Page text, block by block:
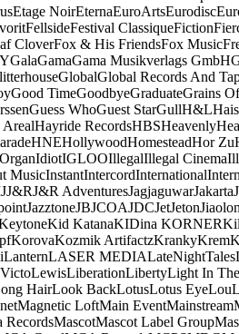
Etage NoirEternaEuroArtsEurodisc
FellsideFestival ClassiqueFiction
CloverFox & His FriendsFox Music
GalaGamaGama Musikverlags GmbH
GlobalGlobal Records And
Good TimeGoodbyeGraduateGrains
Guess WhoGuest StarGullH&L
ArealHayride RecordsHBSHeavenly
HNEHollywoodHomesteadHor Zu
IdiotIGLOOIllegalIllegal Cinema
MusicInstantIntercordInternational
JJ&RJ&R AdventuresJagjaguwarJakarta
JazztoneJBJCOAJDCJetJeton
Kid KatanaKIDina KORNER
KorovaKozmik ArtifactzKrankyKrem
LanternLASER MEDIALateNightTales
LewisLiberationLibertyLight In
HairLook BackLotusLotus EyeLou
Magnetic LoftMain EventMainstream
RecordsMascotMascot Label Group